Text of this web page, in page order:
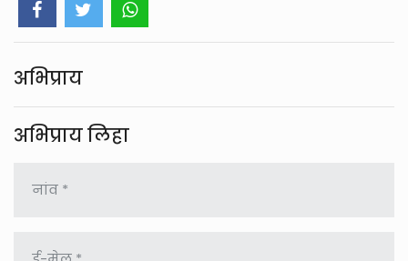
अभिप्राय
अभिप्राय लिहा